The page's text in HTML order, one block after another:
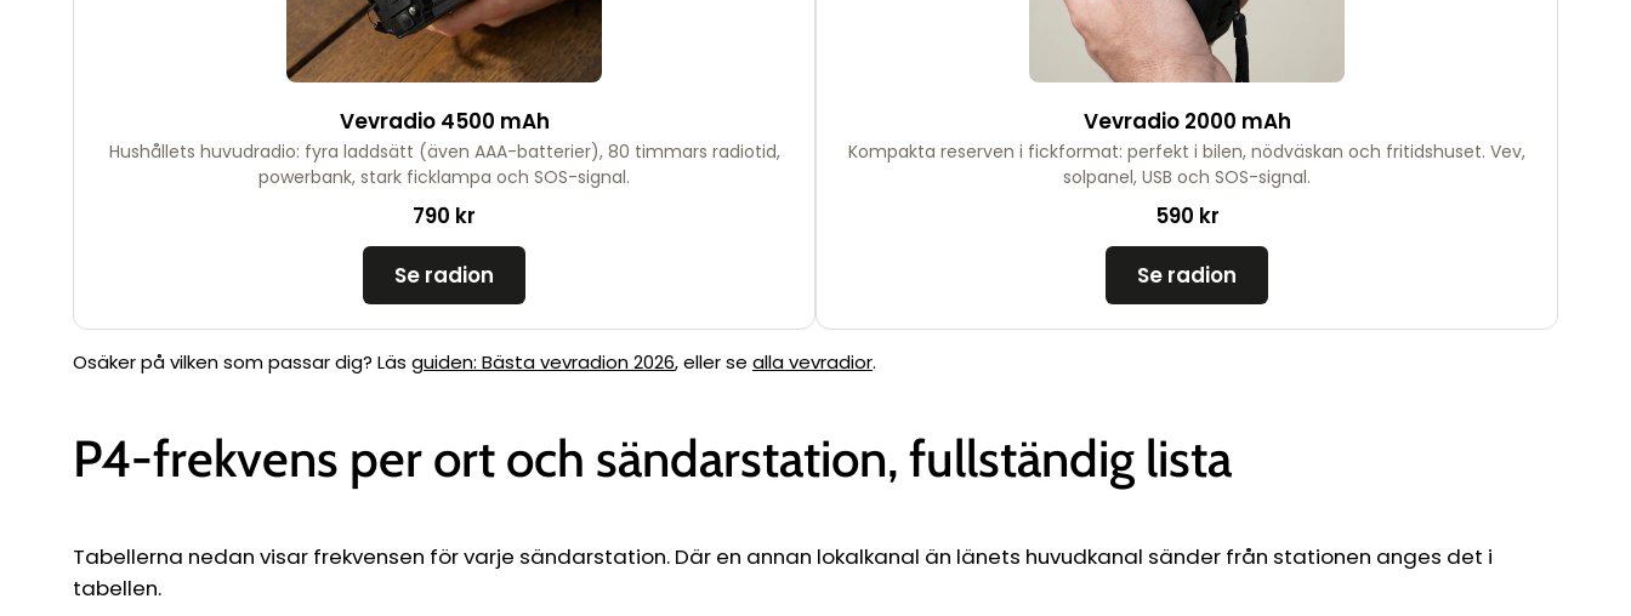
Vevradio 4500 mAh
Hushållets huvudradio: fyra laddsätt (även AAA-batterier), 80 timmars radiotid,
powerbank, stark ficklampa och SOS-signal.
790 kr
Se radion
Vevradio 2000 mAh
Kompakta reserven i fickformat: perfekt i bilen, nödväskan och fritidshuset. Vev,
solpanel, USB och SOS-signal.
590 kr
Se radion
Osäker på vilken som passar dig? Läs guiden: Bästa vevradion 2026, eller se alla vevradior.
P4-frekvens per ort och sändarstation, fullständig lista
Tabellerna nedan visar frekvensen för varje sändarstation. Där en annan lokalkanal än länets huvudkanal sänder från stationen anges det i
tabellen.